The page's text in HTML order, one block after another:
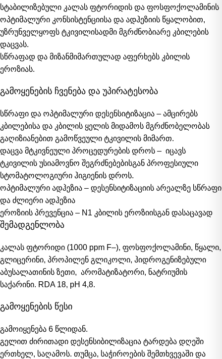
სტაბილიზებული კალას ფტორიდის და ფოსფოქოლამინის
ოპტიმალური კონსისტენციისა და ადჰეზიის წყალობით,
უზრუნველყოფს ტკივილისადმი მგრძნობიარე კბილების
დაცვას.
სწრაფად და მიზანმიმართულად აფერხებს კბილის
ეროზიას.
გამოყენების ჩვენება და უპირატესობა
სწრაფი და ოპტიმალური დესენსიტიზაცია – ამცირებს
კბილებისა და კბილის ყელის მიდამოს მგრძნობელობას
გაღიზიანებით გამოწვეული ტკივილის მიმართ.
დაცვა მტკივნეული პროცედურების დროს – იცავს
ტკივილის უსიამოვნო შეგრძნებებისგან პროფესიული
სტომატოლოგიური ჰიგიენის დროს.
ოპტიმალური ადჰეზია – დესენსიტიზაციის არეალზე სწრაფი
და ძლიერი ადჰეზია
ეროზიის პრევენცია – N1 კბილის ეროზიისგან დასაცავად
შემადგენლობა
კალას ფტორიდი (1000 ppm F–), ფოსფოქოლამინი, წყალი,
გლიცერინი, პროპილენ გლიკოლი, ჰიდროგენიზებული
აბუსალათინის ზეთი, არომატიზატორი, ნატრიუმის
საქარინი. RDA 18, pH 4,8.
გამოყენების წესი
გამოიყენება 6 წლიდან.
გელით ძირითადი დესენსიბილიზაცია ტარდება დღეში
ერთხელ, საღამოს. თუმცა, საჭიროების შემთხვევაში და